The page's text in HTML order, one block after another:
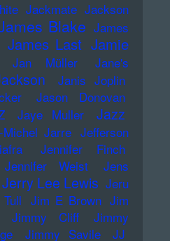
Jackmate Jackson
Blake James
James Last Jamie
Jan Müller
Jane's
Janis Joplin
Jason Donovan
Jaye Muller
Jazz
Michel Jarre Jefferson
Jennifer Finch
Jennifer Weist
Jens
Jerry Lee Lewis Jeru
Jim E Brown Jim
Jimmy Cliff
Jimmy
Jimmy Savile
JJ